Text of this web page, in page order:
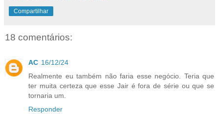
Compartilhar
18 comentários:
AC 16/12/24
Realmente eu também não faria esse negócio. Teria que
ter muita certeza que esse Jair é fora de série ou que se
tornaria um.
Responder